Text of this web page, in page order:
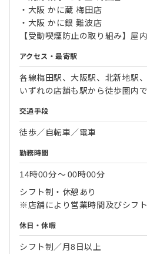
・大阪 かに蔵 梅田店
・大阪 かに銀 難波店
【受動喫煙防止の取り組み】屋
アクセス・最寄駅
各線梅田駅、大阪駅、北新地駅
いずれの店舗も駅から徒歩圏内で
交通手段
徒歩／自転車／電車
勤務時間
14時00分〜00時00分
シフト制・休憩あり
※店舗により営業時間及びシフト
休日・休暇
シフト制／月8日以上